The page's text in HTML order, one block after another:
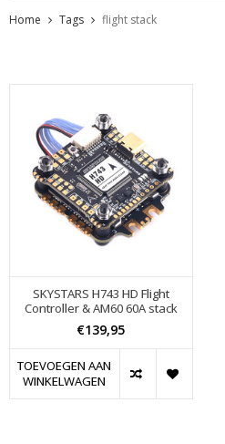
Home Tags flight stack
SKYSTARS H743 HD Flight
Controller & AM60 60A stack
€139,95
TOEVOEGEN AAN
WINKELWAGEN